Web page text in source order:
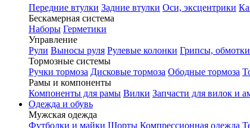
Передние втулки Задние втулки Оси, эксцентрики
Бескамерная система
Наборы Герметики
Управление
Рули Выносы руля Рулевые колонки Грипсы,
Тормозные системы
Ручки тормоза Дисковые тормоза Ободные тормоза
Рамы и компоненты
Компоненты для рамы Вилки Запчасти для вилок и
Одежда и обувь
Мужская одежда
Футболки и майки Шорты Компрессионная одежда